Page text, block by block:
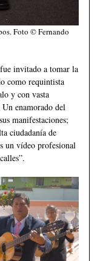
Foto © Fernando
invitado a tomar la
como requintista
y con vasta
enamorado del
manifestaciones;
ciudadanía de
un vídeo profesional